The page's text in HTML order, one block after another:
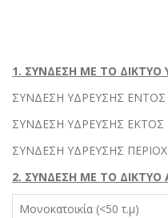
1. ΣΥΝΔΕΣΗ ΜΕ ΤΟ ΔΙΚΤΥΟ
ΣΥΝΔΕΣΗ ΥΔΡΕΥΣΗΣ ΕΝΤΟΣ
ΣΥΝΔΕΣΗ ΥΔΡΕΥΣΗΣ ΕΚΤΟΣ
ΣΥΝΔΕΣΗ ΥΔΡΕΥΣΗΣ
2. ΣΥΝΔΕΣΗ ΜΕ ΤΟ ΔΙΚΤΥΟ
Μονοκατοικία (<50 τ.μ)